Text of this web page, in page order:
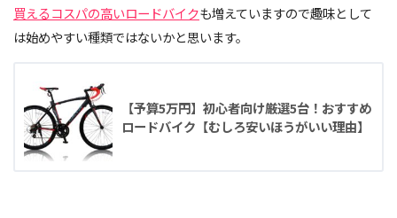
買えるコスパの高いロードバイクも増えていますので趣味として
は始めやすい種類ではないかと思います。
【予算5万円】初心者向け厳選5台！おすすめ
ロードバイク【むしろ安いほうがいい理由】